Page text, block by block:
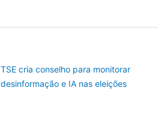
TSE cria conselho para monitorar
desinformação e IA nas eleições